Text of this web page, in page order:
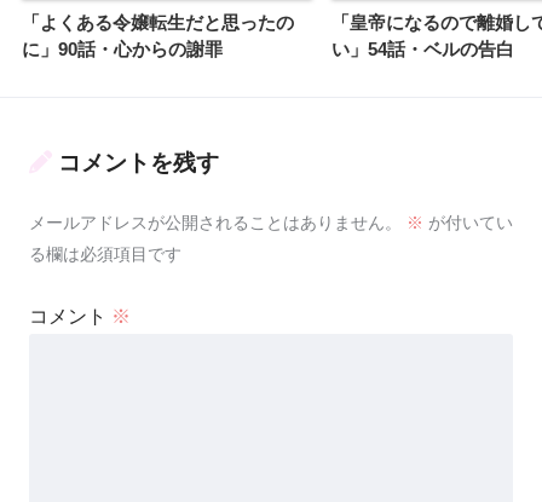
「よくある令嬢転生だと思ったの
に」90話・心からの謝罪
「皇帝になるので離婚し
い」54話・ベルの告白
コメントを残す
メールアドレスが公開されることはありません。 ※ が付いてい
る欄は必須項目です
コメント ※